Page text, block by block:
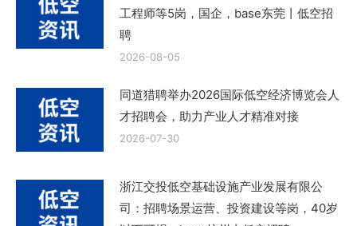
工程师等5岗，国企，base东莞丨低空招
聘
2026-08-05
同道猎聘举办2026国际低空经济博览会人
才招聘会，助力产业人才精准对接
2026-07-30
浙江交投低空基础设施产业发展有限公
司：招聘场景运营、投资建设等岗，40岁